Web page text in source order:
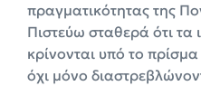
πραγματικότητας της
Πιστεύω σταθερά ότι τα
κρίνονται υπό το
όχι μόνο